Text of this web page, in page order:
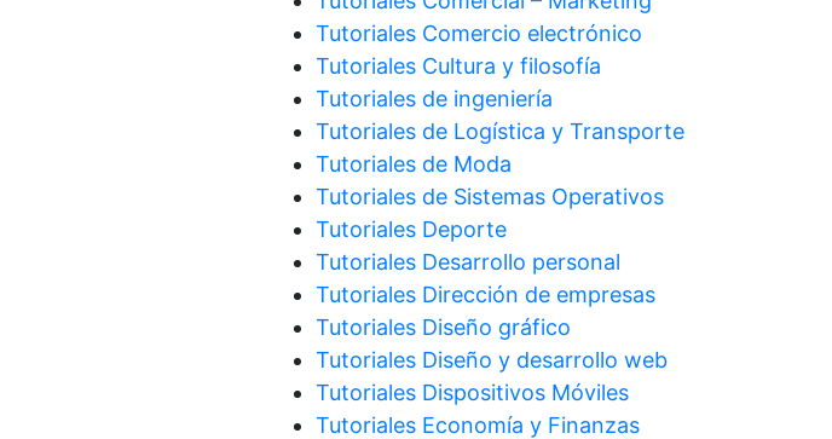
Tutoriales Comercio electrónico
Tutoriales Cultura y filosofía
Tutoriales de ingeniería
Tutoriales de Logística y Transporte
Tutoriales de Moda
Tutoriales de Sistemas Operativos
Tutoriales Deporte
Tutoriales Desarrollo personal
Tutoriales Dirección de empresas
Tutoriales Diseño gráfico
Tutoriales Diseño y desarrollo web
Tutoriales Dispositivos Móviles
Tutoriales Economía y Finanzas